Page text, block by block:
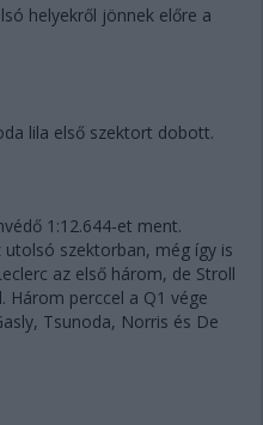
helyekről jönnek előre a
lila első szektort dobott.
1:12.644-et ment.
szektorban, még így is
az első három, de Stroll
Három perccel a Q1 vége
Tsunoda, Norris és De